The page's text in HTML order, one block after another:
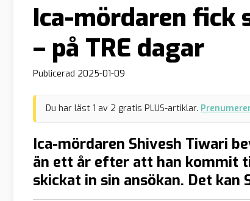
Ica-mördaren fick
– på TRE dagar
Publicerad 2025-01-09
Du har läst 1 av 2 gratis PLUS-artiklar.
Ica-mördaren Shivesh Tiwari
än ett år efter att han kommit
skickat in sin ansökan. Det